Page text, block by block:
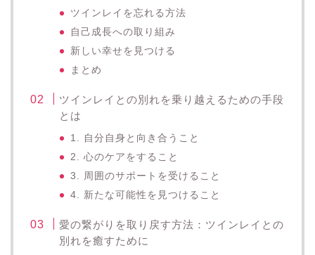
ツインレイを忘れる方法
自己成長への取り組み
新しい幸せを見つける
まとめ
ツインレイとの別れを乗り越えるための手段
とは
1. 自分自身と向き合うこと
2. 心のケアをすること
3. 周囲のサポートを受けること
4. 新たな可能性を見つけること
愛の繋がりを取り戻す方法：ツインレイとの
別れを癒すために